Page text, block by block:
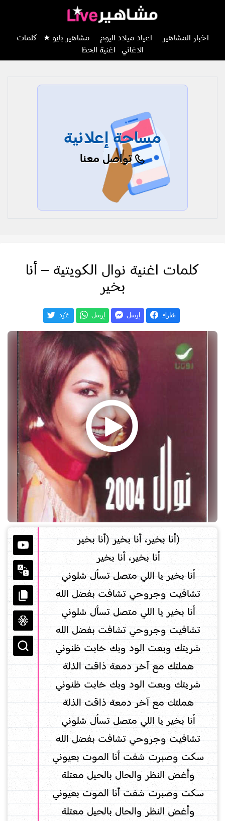
اخبار المشاهير اعياد ميلاد اليوم مشاهير بايو ★
كلمات
الاغاني
اغنية الحظ
مساحة إعلانية
تواصل معنا
كلمات اغنية نوال الكويتية – أنا
بخير
شارك إرسل إرسل غـّرد
(أنا بخير، أنا بخير (أنا بخير
أنا بخير، أنا بخير
أنا بخير يا اللي متصل تسأل شلوني
تشافيت وجروحي تشافت بفضل الله
أنا بخير يا اللي متصل تسأل شلوني
تشافيت وجروحي تشافت بفضل الله
شريتك وبعت الود وبك خابت ظنوني
هملتك مع آخر دمعة ذاقت الذلة
شريتك وبعت الود وبك خابت ظنوني
هملتك مع آخر دمعة ذاقت الذلة
أنا بخير يا اللي متصل تسأل شلوني
تشافيت وجروحي تشافت بفضل الله
سكت وصبرت شفت أنا الموت بعيوني
وأغض النظر والحال بالحيل معتلة
سكت وصبرت شفت أنا الموت بعيوني
وأغض النظر والحال بالحيل معتلة